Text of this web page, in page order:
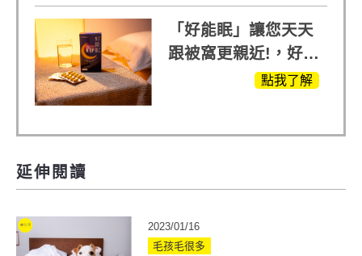
「好能眠」讓您天天
跟被窩更親近!，好能
生醫X陳亞蘭推薦!
點我了解
延伸閱讀
2023/01/16
毛孩毛很多